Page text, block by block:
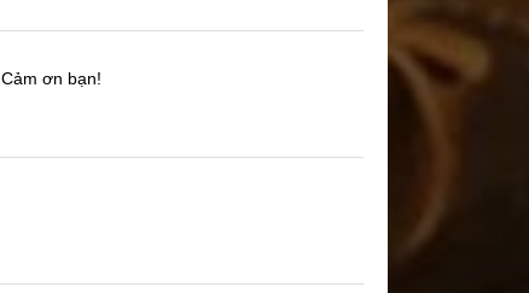
Cảm ơn bạn!